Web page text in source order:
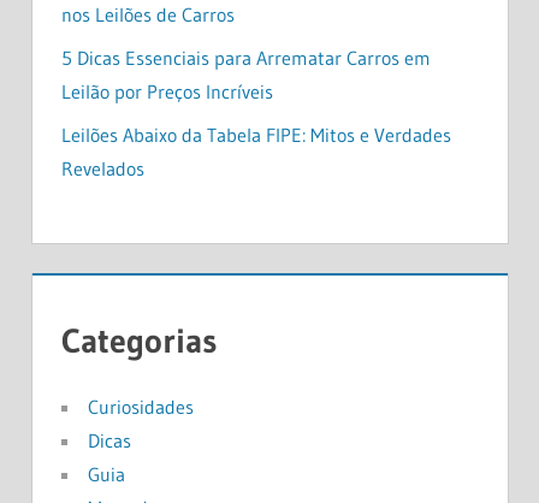
nos Leilões de Carros
5 Dicas Essenciais para Arrematar Carros em
Leilão por Preços Incríveis
Leilões Abaixo da Tabela FIPE: Mitos e Verdades
Revelados
Categorias
Curiosidades
Dicas
Guia